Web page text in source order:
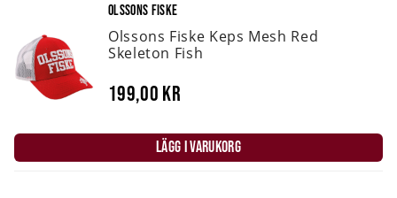
OLSSONS FISKE
Olssons Fiske Keps Mesh Red
Skeleton Fish
199,00 kr
LÄGG I VARUKORG